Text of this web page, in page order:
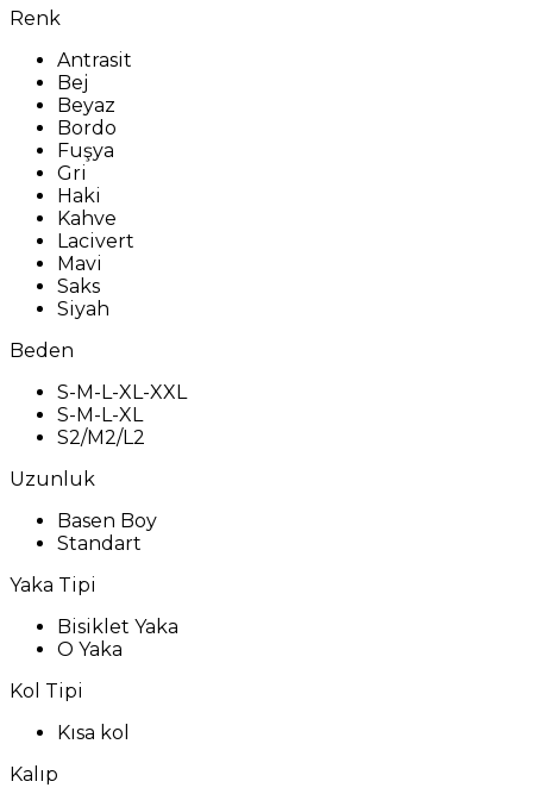
Renk
Antrasit
Bej
Beyaz
Bordo
Fuşya
Gri
Haki
Kahve
Lacivert
Mavi
Saks
Siyah
Beden
S-M-L-XL-XXL
S-M-L-XL
S2/M2/L2
Uzunluk
Basen Boy
Standart
Yaka Tipi
Bisiklet Yaka
O Yaka
Kol Tipi
Kısa kol
Kalıp